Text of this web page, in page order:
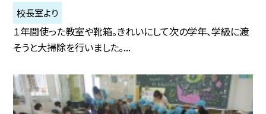
校長室より
１年間使った教室や靴箱。きれいにして次の学年、学級に渡
そうと大掃除を行いました。...